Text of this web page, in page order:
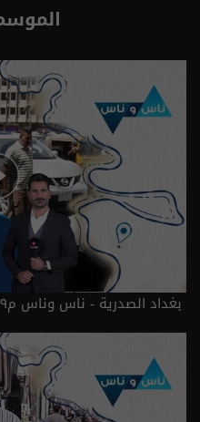
الموسم
بغداد الصدرية - ناس وناس م٩ - الحلقة ٩٦ | الموسم 9